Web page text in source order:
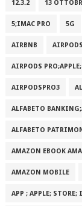
12.3.2 13
5;IMAC PRO 5G
AIRBNB
AIRPODS
AIRPODSPRO3
ALFABETO
ALFABETO
AMAZON EBOOK
AMAZON MOBILE
APP ; APPLE;